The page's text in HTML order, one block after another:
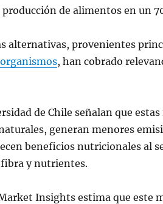
de alimentos en un
alternativas, provenientes
, han cobrado
de Chile señalan que
generan menores
beneficios nutricionales al
fibra y nutrientes.
Insights estima que este